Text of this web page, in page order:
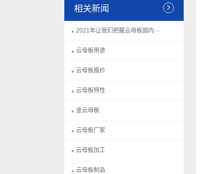
相关新闻
2021年让我们把握云母板国内···
云母板用途
云母板报价
云母板特性
金云母板
云母板厂家
云母板加工
云母板制品